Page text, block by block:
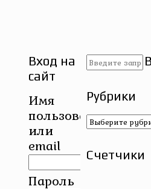
Вход на
сайт
Имя
пользователя
или
email
Пароль
Рубрики
Рубрики
Счетчики